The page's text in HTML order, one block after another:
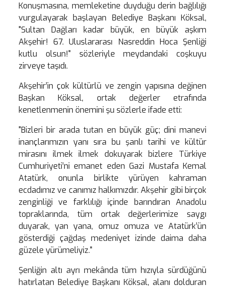
Konuşmasına, memleketine duyduğu derin bağlılığı
vurgulayarak başlayan Belediye Başkanı Köksal,
"Sultan Dağları kadar büyük, en büyük aşkım
Akşehir! 67. Uluslararası Nasreddin Hoca Şenliği
kutlu olsun!" sözleriyle meydandaki coşkuyu
zirveye taşıdı.
Akşehir’in çok kültürlü ve zengin yapısına değinen
Başkan Köksal, ortak değerler etrafında
kenetlenmenin önemini şu sözlerle ifade etti:
"Bizleri bir arada tutan en büyük güç; dini manevi
inançlarımızın yanı sıra bu şanlı tarihi ve kültür
mirasını ilmek ilmek dokuyarak bizlere Türkiye
Cumhuriyeti’ni emanet eden Gazi Mustafa Kemal
Atatürk, onunla birlikte yürüyen kahraman
ecdadımız ve canımız halkımızdır. Akşehir gibi birçok
zenginliği ve farklılığı içinde barındıran Anadolu
topraklarında, tüm ortak değerlerimize saygı
duyarak, yan yana, omuz omuza ve Atatürk’ün
gösterdiği çağdaş medeniyet izinde daima daha
güzele yürümeliyiz."
Şenliğin altı ayrı mekânda tüm hızıyla sürdüğünü
hatırlatan Belediye Başkanı Köksal, alanı dolduran